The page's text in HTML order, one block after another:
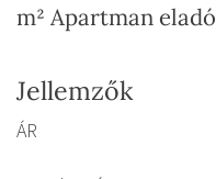
m² Apartman eladó
Jellemzők
ÁR